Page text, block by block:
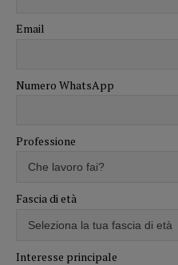
Email
Numero WhatsApp
Professione
Fascia di età
Interesse principale